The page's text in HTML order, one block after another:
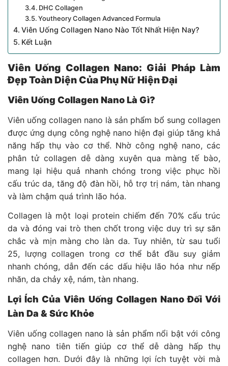
DHC Collagen
Youtheory Collagen Advanced Formula
Viên Uống Collagen Nano Nào Tốt Nhất Hiện Nay?
Kết Luận
Viên Uống Collagen Nano: Giải Pháp Làm
Đẹp Toàn Diện Của Phụ Nữ Hiện Đại
Viên Uống Collagen Nano Là Gì?
Viên uống collagen nano là sản phẩm bổ sung collagen
được ứng dụng công nghệ nano hiện đại giúp tăng khả
năng hấp thụ vào cơ thể. Nhờ công nghệ nano, các
phân tử collagen dễ dàng xuyên qua màng tế bào,
mang lại hiệu quả nhanh chóng trong việc phục hồi
cấu trúc da, tăng độ đàn hồi, hỗ trợ trị nám, tàn nhang
và làm chậm quá trình lão hóa.
Collagen là một loại protein chiếm đến 70% cấu trúc
da và đóng vai trò then chốt trong việc duy trì sự săn
chắc và mịn màng cho làn da. Tuy nhiên, từ sau tuổi
25, lượng collagen trong cơ thể bắt đầu suy giảm
nhanh chóng, dẫn đến các dấu hiệu lão hóa như nếp
nhăn, da chảy xệ, nám, tàn nhang.
Lợi Ích Của Viên Uống Collagen Nano Đối Với
Làn Da & Sức Khỏe
Viên uống collagen nano là sản phẩm nổi bật với công
nghệ nano tiên tiến giúp cơ thể dễ dàng hấp thụ
collagen hơn. Dưới đây là những lợi ích tuyệt vời mà